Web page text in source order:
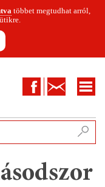
többet megtudhat arról,
FacebookKapcsolat
WINESOFA